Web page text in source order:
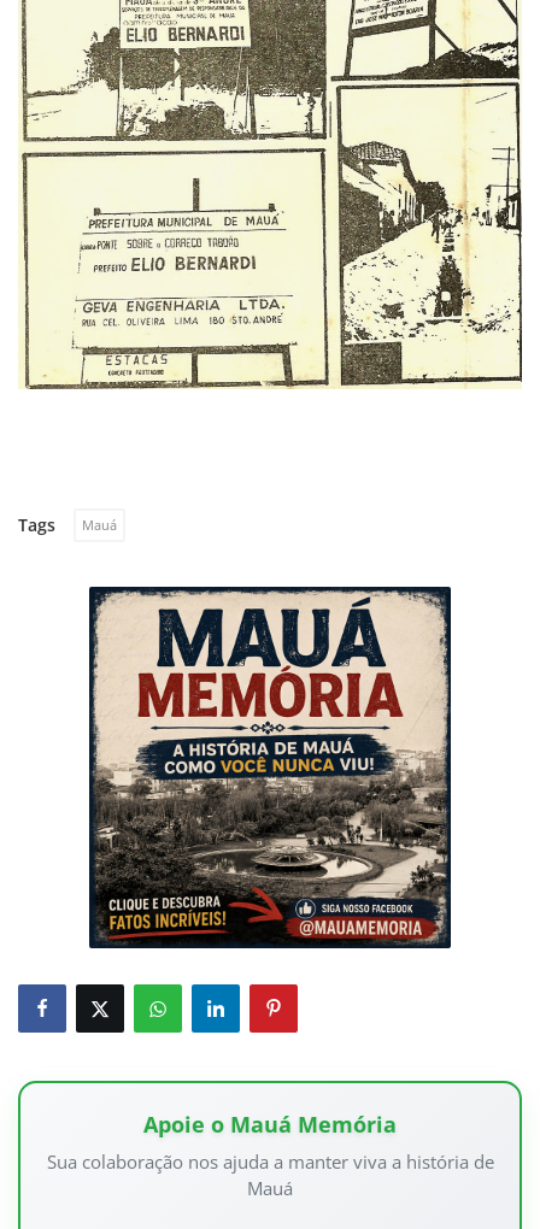
Tags Mauá
Apoie o Mauá Memória
Sua colaboração nos ajuda a manter viva a história de
Mauá